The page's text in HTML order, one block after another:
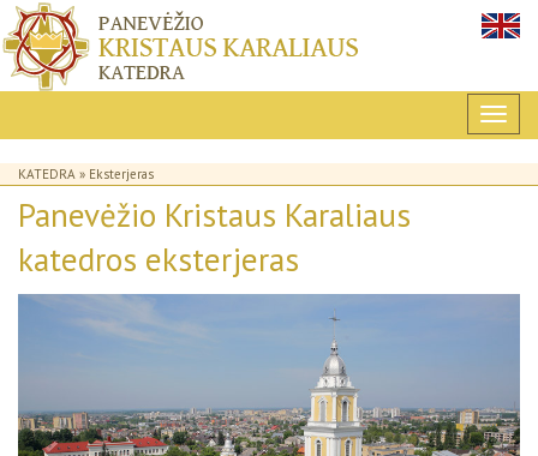
KATEDRA » Eksterjeras
Panevėžio Kristaus Karaliaus
katedros eksterjeras